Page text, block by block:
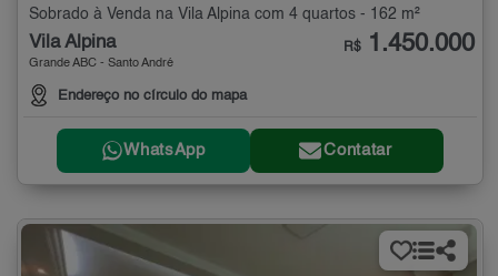
Sobrado à Venda na Vila Alpina com 4 quartos - 162 m²
Vila Alpina
Grande ABC - Santo André
Endereço no círculo do mapa
R$ 1.450.000
WhatsApp Contatar